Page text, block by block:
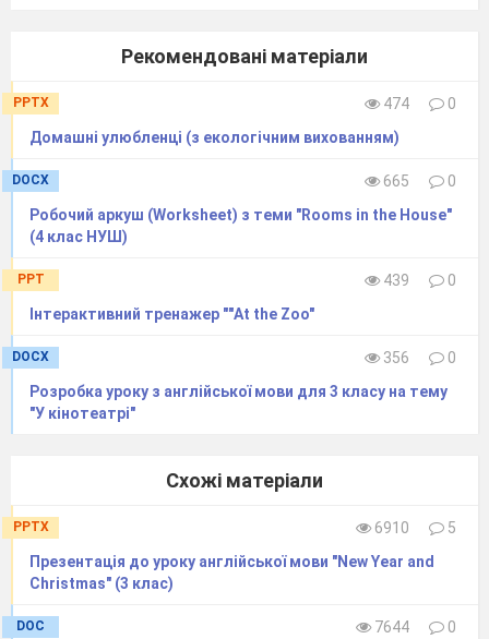
Рекомендовані матеріали
PPTX 474
0
Домашні улюбленці (з екологічним вихованням)
DOCX 665
0
Робочий аркуш (Worksheet) з теми "Rooms in the House"
(4 клас НУШ)
PPT 439
0
Інтерактивний тренажер ""At the Zoo"
DOCX 356
0
Розробка уроку з англійської мови для 3 класу на тему
"У кінотеатрі"
Схожі матеріали
PPTX 6910
5
Презентація до уроку англійської мови "New Year and
Christmas" (3 клас)
DOC 7644
0